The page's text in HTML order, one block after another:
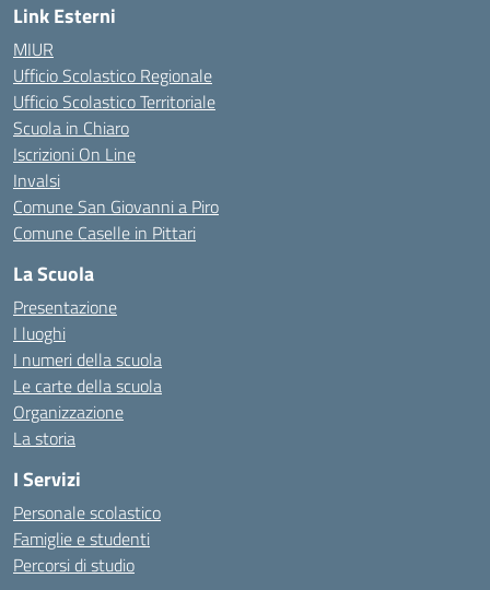
Link Esterni
MIUR
Ufficio Scolastico Regionale
Ufficio Scolastico Territoriale
Scuola in Chiaro
Iscrizioni On Line
Invalsi
Comune San Giovanni a Piro
Comune Caselle in Pittari
La Scuola
Presentazione
I luoghi
I numeri della scuola
Le carte della scuola
Organizzazione
La storia
I Servizi
Personale scolastico
Famiglie e studenti
Percorsi di studio